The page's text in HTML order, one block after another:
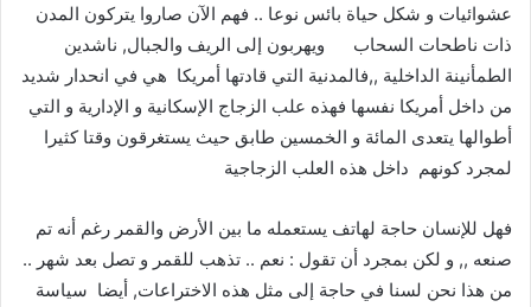
عشوائيات و شكل حياة بائس نوعا .. فهم الآن صاروا يتركون المدن
ذات ناطحات السحاب ويهربون إلى الريف والجبال, ناشدين
الطمأنينة الداخلية ,,فالمدنية التي قادتها أمريكا هي في انحدار شديد
من داخل أمريكا نفسها فهذه علب الزجاج الإسكانية و الإدارية و التي
أطوالها يتعدى المائة و الخمسين طابق حيث يستغرقون وقتا كثيرا
لمجرد كونهم داخل هذه العلب الزجاجية
فهل للإنسان حاجة لهاتف يستعمله ما بين الأرض والقمر رغم أنه تم
صنعه ,, و لكن بمجرد أن تقول : نعم .. تذهب للقمر و تصل بعد شهر ..
من هذا نحن لسنا في حاجة إلى مثل هذه الاختراعات, أيضا سياسة